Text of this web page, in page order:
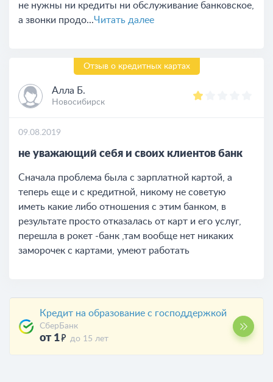
не нужны ни кредиты ни обслуживание банковское,
а звонки продо...Читать далее
Отзыв о кредитных картах
Алла Б.
Новосибирск
09.08.2019
не уважающий себя и своих клиентов банк
Сначала проблема была с зарплатной картой, а
теперь еще и с кредитной, никому не советую
иметь какие либо отношения с этим банком, в
результате просто отказалась от карт и его услуг,
перешла в рокет -банк ,там вообще нет никаких
заморочек с картами, умеют работать
Кредит на образование с господдержкой
СберБанк
от 1 до 15 лет